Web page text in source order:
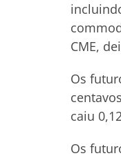
CME,
Os
caiu
Os